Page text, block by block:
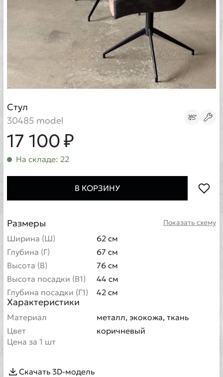
Стул
30485 model
17 100 ₽
На складе: 22
В КОРЗИНУ
Показать схему
Размеры
Ширина (Ш)
62 см
Глубина (Г)
67 см
Высота (В)
76 см
Высота посадки (В1)
44 см
Глубина посадки (Г1)
42 см
Характеристики
Материал
металл, экокожа, ткань
Цвет
коричневый
Цена за 1 шт
Скачать 3D-модель